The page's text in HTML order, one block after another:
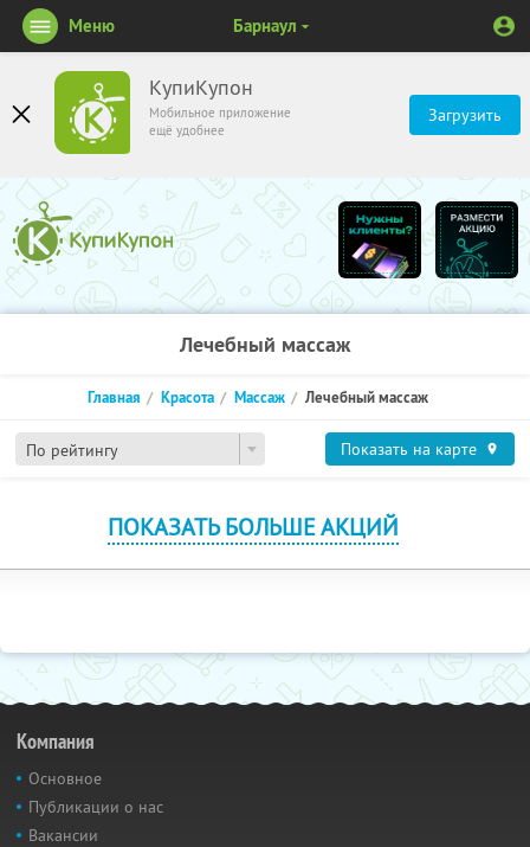
КупиКупон
Мобильное приложение
ещё удобнее
Загрузить
Меню Барнаул
Лечебный массаж
По рейтингу
Главная Красота Массаж Лечебный массаж
Показать на карте
ПОКАЗАТЬ БОЛЬШЕ АКЦИЙ
Компания
Основное
Публикации о нас
Вакансии